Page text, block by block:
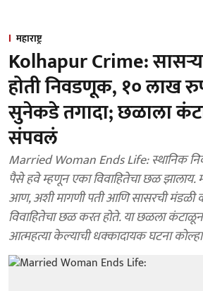
महाराष्ट्र
Kolhapur Crime:
होती निवडणूक, १० लाख
सुनेकडे तगादा; छळाला
संपवलं
Married Woman Ends Life: स्थानिक निवडणूक लढवण्यासाठी
पैसे हवे म्हणून एका विवाहितेचा छळ झालाय.
आण, अशी मागणी पती आणि सासरची मंडळी
विवाहितेचा छळ करत होते. या छळला कंटाळून विवाहित
आत्महत्या केल्याची धक्कादायक घटना